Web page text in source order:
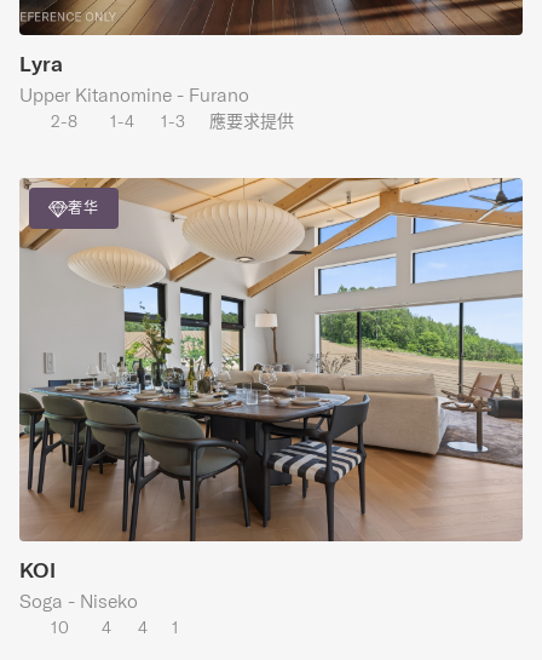
Lyra
Upper Kitanomine - Furano
2-8 1-4 1-3 應要求提供
奢华
KOI
Soga - Niseko
10 4 4 1